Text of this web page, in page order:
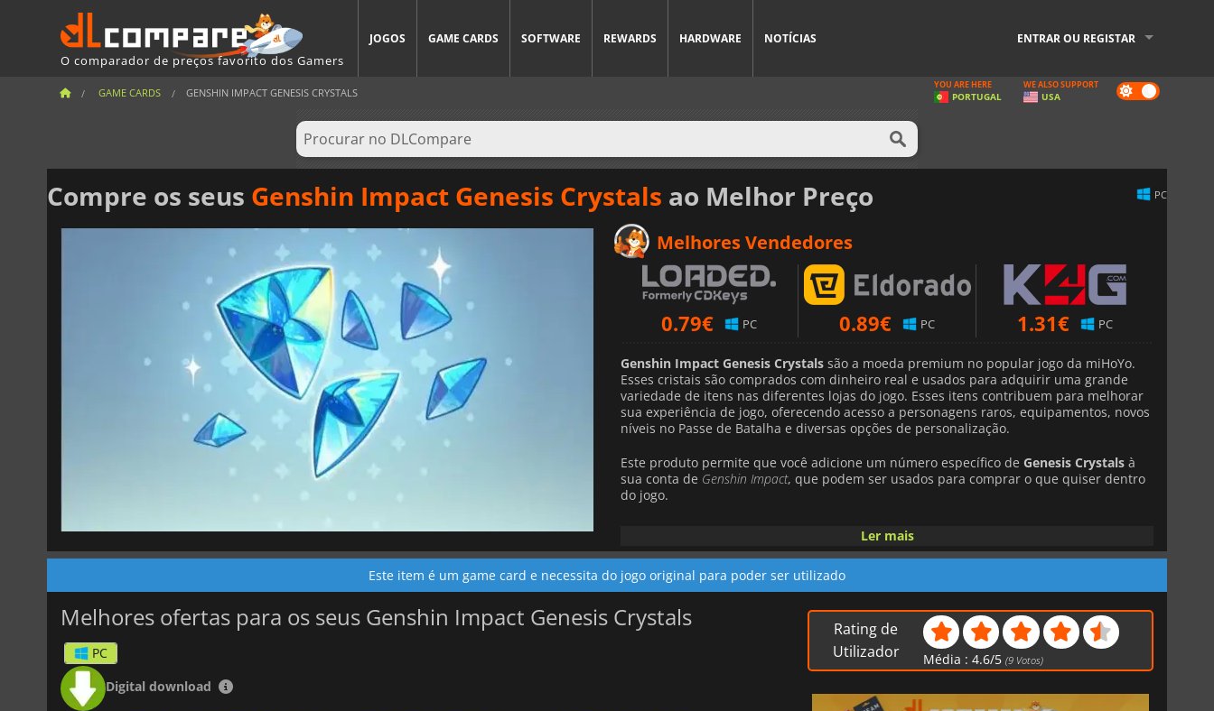
O comparador de preços favorito dos Gamers
JOGOS GAME CARDS SOFTWARE REWARDS HARDWARE NOTÍCIAS ENTRAR OU REGISTAR
GAME CARDS GENSHIN IMPACT GENESIS CRYSTALS Dark
mode
YOU ARE HERE
PORTUGAL
WE ALSO SUPPORT
USA
Compre os seus Genshin Impact Genesis Crystals ao Melhor Preço PC
Melhores Vendedores
0.79€ PC 0.89€ PC 1.31€ PC
Genshin Impact Genesis Crystals são a moeda premium no popular jogo da miHoYo.
Esses cristais são comprados com dinheiro real e usados para adquirir uma grande
variedade de itens nas diferentes lojas do jogo. Esses itens contribuem para melhorar
sua experiência de jogo, oferecendo acesso a personagens raros, equipamentos, novos
níveis no Passe de Batalha e diversas opções de personalização.
Este produto permite que você adicione um número específico de Genesis Crystals à
sua conta de Genshin Impact, que podem ser usados para comprar o que quiser dentro
do jogo.
é um RPG de aventura imersivo ambientado em um mundo de fantasia
cheio de segredos e criaturas perigosas. A história do jogo segue suas jornadas como
um dos gêmeos destinados a decidir o futuro da terra de Teyvat.
Ler mais
Este item é um game card e necessita do jogo original para poder ser utilizado
Melhores ofertas para os seus Genshin Impact Genesis Crystals
PC
Digital download
Rating de
Utilizador
Média :4.6/5 (9 Votos)